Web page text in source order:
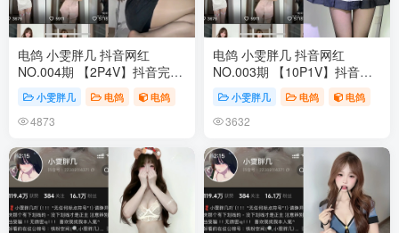
电鸽 小雯胖几 抖音网红
NO.004期 【2P4V】抖音完整
版合集小雯胖几 电鸽 电鸽
4873
电鸽 小雯胖几 抖音网红
NO.003期 【10P1V】抖音完
整版合集
小雯胖几 电鸽 电鸽
3632